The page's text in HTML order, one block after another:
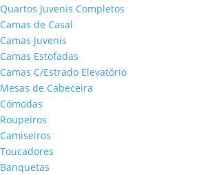
Quartos Juvenis Completos
Camas de Casal
Camas Juvenis
Camas Estofadas
Camas C/Estrado Elevatório
Mesas de Cabeceira
Cómodas
Roupeiros
Camiseiros
Toucadores
Banquetas